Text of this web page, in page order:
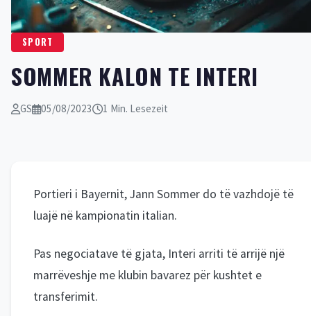
SPORT
SOMMER KALON TE INTERI
GS 05/08/2023 1 Min. Lesezeit
Portieri i Bayernit, Jann Sommer do të vazhdojë të
luajë në kampionatin italian.
Pas negociatave të gjata, Interi arriti të arrijë një
marrëveshje me klubin bavarez për kushtet e
transferimit.